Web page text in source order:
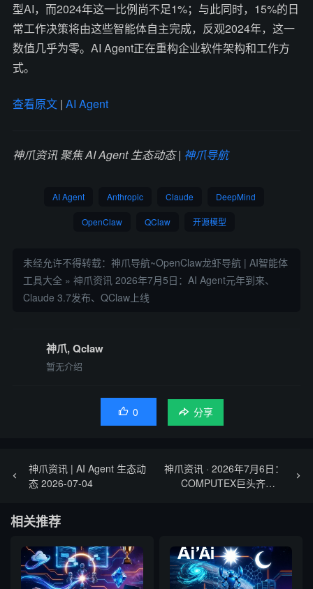
型AI，而2024年这一比例尚不足1%；与此同时，15%的日
常工作决策将由这些智能体自主完成，反观2024年，这一
数值几乎为零。AI Agent正在重构企业软件架构和工作方
式。
查看原文 | AI Agent
神爪资讯 聚焦 AI Agent 生态动态 | 神爪导航
AI Agent Anthropic Claude DeepMind
OpenClaw QClaw 开源模型
未经允许不得转载： 神爪导航~OpenClaw龙虾导航 | AI智能体
工具大全 » 神爪资讯 2026年7月5日：AI Agent元年到来、
Claude 3.7发布、QClaw上线
神爪, Qclaw
暂无介绍
 0 分享
神爪资讯 | AI Agent 生态动
态 2026-07-04
神爪资讯 · 2026年7月6日：
COMPUTEX巨头齐宣AI
相关推荐